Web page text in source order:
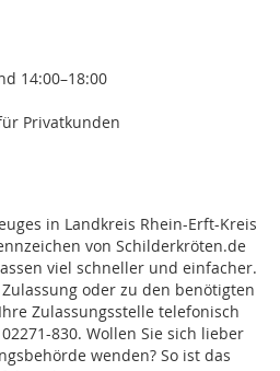
14:00–18:00
Privatkunden
in Landkreis Rhein-Erft-Kreis
von Schilderkröten.de
viel schneller und einfacher.
oder zu den benötigten
Zulassungsstelle telefonisch
830. Wollen Sie sich lieber
wenden? So ist das